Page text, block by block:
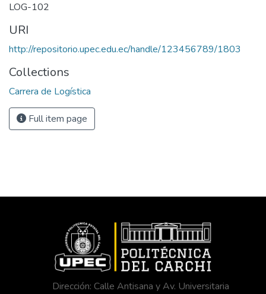
LOG-102
URI
http://repositorio.upec.edu.ec/handle/123456789/1803
Collections
Carrera de Logística
Full item page
Dirección: Calle Antisana y Av. Universitaria